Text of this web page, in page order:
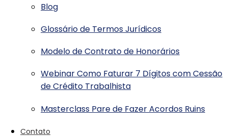
Blog
Glossário de Termos Jurídicos
Modelo de Contrato de Honorários
Webinar Como Faturar 7 Dígitos com Cessão
de Crédito Trabalhista
Masterclass Pare de Fazer Acordos Ruins
Contato